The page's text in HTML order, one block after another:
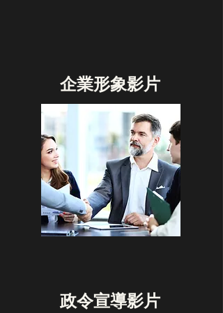
​企業形象影片
​政令宣導影片